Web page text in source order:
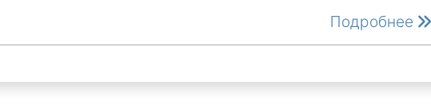
Подробнее